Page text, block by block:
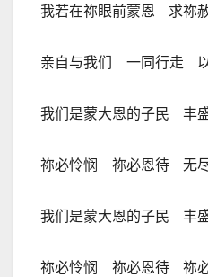
我若在祢眼前蒙恩 求祢
亲自与我们 一同行走
我们是蒙大恩的子民 丰
祢必怜悯 祢必恩待 无
我们是蒙大恩的子民 丰
祢必怜悯 祢必恩待 祢